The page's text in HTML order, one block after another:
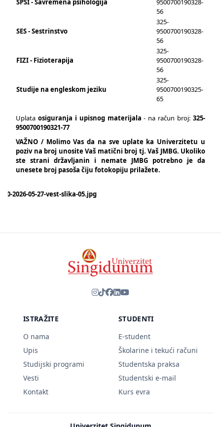
SPSI - Savremena psihologija
9500700190328-
56
SES - Sestrinstvo
325-
9500700190328-
56
FIZI - Fizioterapija
325-
9500700190328-
56
Studije na engleskom jeziku
325-
9500700190325-
65
Uplata osiguranja i upisnog materijala - na račun broj:325-
9500700190321-77
VAŽNO / Molimo Vas da na sve uplate ka Univerzitetu u
poziv na broj unosite Vaš matični broj tj. Vaš JMBG. Ukoliko
ste strani državljanin i nemate JMBG potrebno je da
unesete broj pasoša čiju fotokopiju prilažete.
ISTRAŽITE
O nama
Upis
Studijski programi
Vesti
Kontakt
STUDENTI
E-student
Školarine i tekući računi
Studentska praksa
Studentski e-mail
Kurs evra